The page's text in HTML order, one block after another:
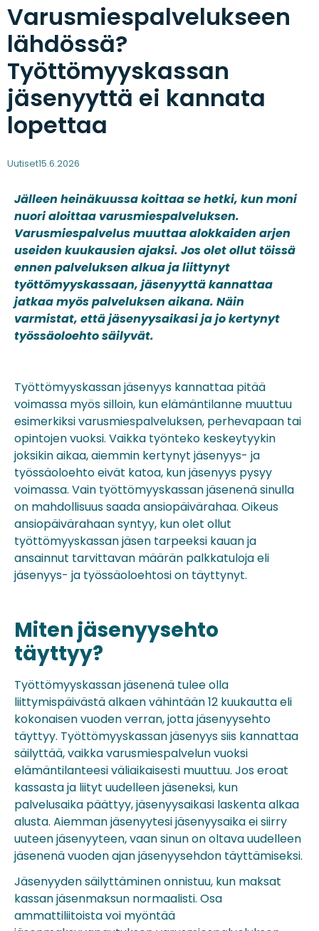
Varusmiespalvelukseen
lähdössä?
Työttömyyskassan
jäsenyyttä ei kannata
lopettaa
Uutiset15.6.2026
Jälleen heinäkuussa koittaa se hetki, kun moni
nuori aloittaa varusmiespalveluksen.
Varusmiespalvelus muuttaa alokkaiden arjen
useiden kuukausien ajaksi. Jos olet ollut töissä
ennen palveluksen alkua ja liittynyt
työttömyyskassaan, jäsenyyttä kannattaa
jatkaa myös palveluksen aikana. Näin
varmistat, että jäsenyysaikasi ja jo kertynyt
työssäoloehto säilyvät.
Työttömyyskassan jäsenyys kannattaa pitää
voimassa myös silloin, kun elämäntilanne muuttuu
esimerkiksi varusmiespalveluksen, perhevapaan tai
opintojen vuoksi. Vaikka työnteko keskeytyykin
joksikin aikaa, aiemmin kertynyt jäsenyys- ja
työssäoloehto eivät katoa, kun jäsenyys pysyy
voimassa. Vain työttömyyskassan jäsenenä sinulla
on mahdollisuus saada ansiopäivärahaa. Oikeus
ansiopäivärahaan syntyy, kun olet ollut
työttömyyskassan jäsen tarpeeksi kauan ja
ansainnut tarvittavan määrän palkkatuloja eli
jäsenyys- ja työssäoloehtosi on täyttynyt.
Miten jäsenyysehto
täyttyy?
Työttömyyskassan jäsenenä tulee olla
liittymispäivästä alkaen vähintään 12 kuukautta eli
kokonaisen vuoden verran, jotta jäsenyysehto
täyttyy. Työttömyyskassan jäsenyys siis kannattaa
säilyttää, vaikka varusmiespalvelun vuoksi
elämäntilanteesi väliaikaisesti muuttuu. Jos eroat
kassasta ja liityt uudelleen jäseneksi, kun
palvelusaika päättyy, jäsenyysaikasi laskenta alkaa
alusta. Aiemman jäsenyytesi jäsenyysaika ei siirry
uuteen jäsenyyteen, vaan sinun on oltava uudelleen
jäsenenä vuoden ajan jäsenyysehdon täyttämiseksi.
Jäsenyyden säilyttäminen onnistuu, kun maksat
kassan jäsenmaksun normaalisti. Osa
ammattiliitoista voi myöntää